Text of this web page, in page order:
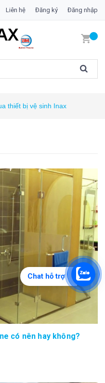
Liên hệ Đăng ký Đăng nhập
thiết bị vệ sinh Inax
có nên hay không?
Chat hỗ trợ